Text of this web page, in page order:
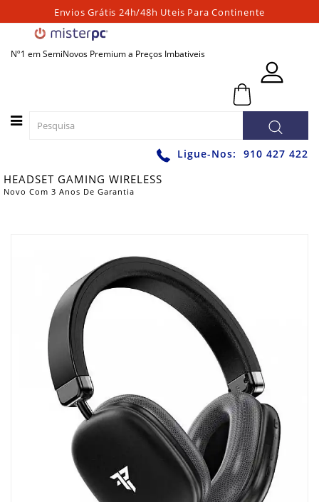
Envios Grátis 24h/48h Uteis Para Continente
Nº1 em SemiNovos Premium a Preços Imbativeis
Categorias
FIXOS
PARA
JOGOS
ACESSÓRIOS
GRÁFICAS
SOFTWARE
Ligue-Nos: 910 427 422
HEADSET GAMING WIRELESS
Novo Com 3 Anos De Garantia